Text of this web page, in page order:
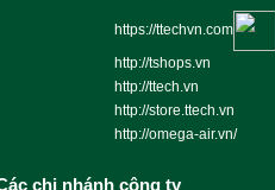
https://ttechvn.com
http://tshops.vn
http://ttech.vn
http://store.ttech.vn
http://omega-air.vn/
chi nhánh công ty